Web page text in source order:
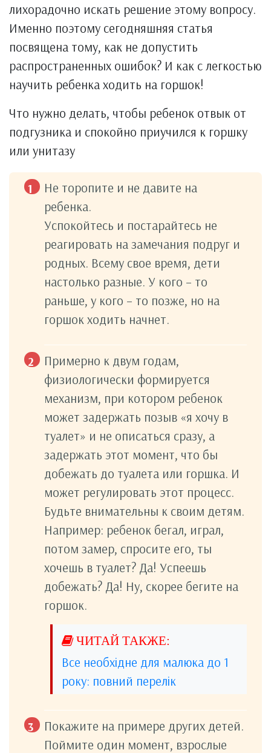
лихорадочно искать решение этому вопросу.
Именно поэтому сегодняшняя статья
посвящена тому, как не допустить
распространенных ошибок? И как с легкостью
научить ребенка ходить на горшок!
Что нужно делать, чтобы ребенок отвык от
подгузника и спокойно приучился к горшку
или унитазу
Не торопите и не давите на
ребенка.
Успокойтесь и постарайтесь не
реагировать на замечания подруг и
родных. Всему свое время, дети
настолько разные. У кого – то
раньше, у кого – то позже, но на
горшок ходить начнет.
Примерно к двум годам,
физиологически формируется
механизм, при котором ребенок
может задержать позыв «я хочу в
туалет» и не описаться сразу, а
задержать этот момент, что бы
добежать до туалета или горшка. И
может регулировать этот процесс.
Будьте внимательны к своим детям.
Например: ребенок бегал, играл,
потом замер, спросите его, ты
хочешь в туалет? Да! Успеешь
добежать? Да! Ну, скорее бегите на
горшок.
Все необхідне для малюка до 1
року: повний перелік
Покажите на примере других детей.
Поймите один момент, взрослые